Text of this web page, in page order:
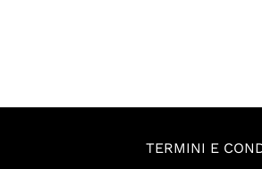
TERMINI E